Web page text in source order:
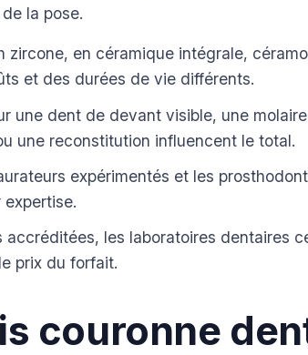
la pose.
zircone, en céramique intégrale,
et des durées de vie différents.
une dent de devant visible, une
une reconstitution influencent le total.
expérimentés et les
accréditées, les laboratoires dentaires
prix du forfait.
couronne